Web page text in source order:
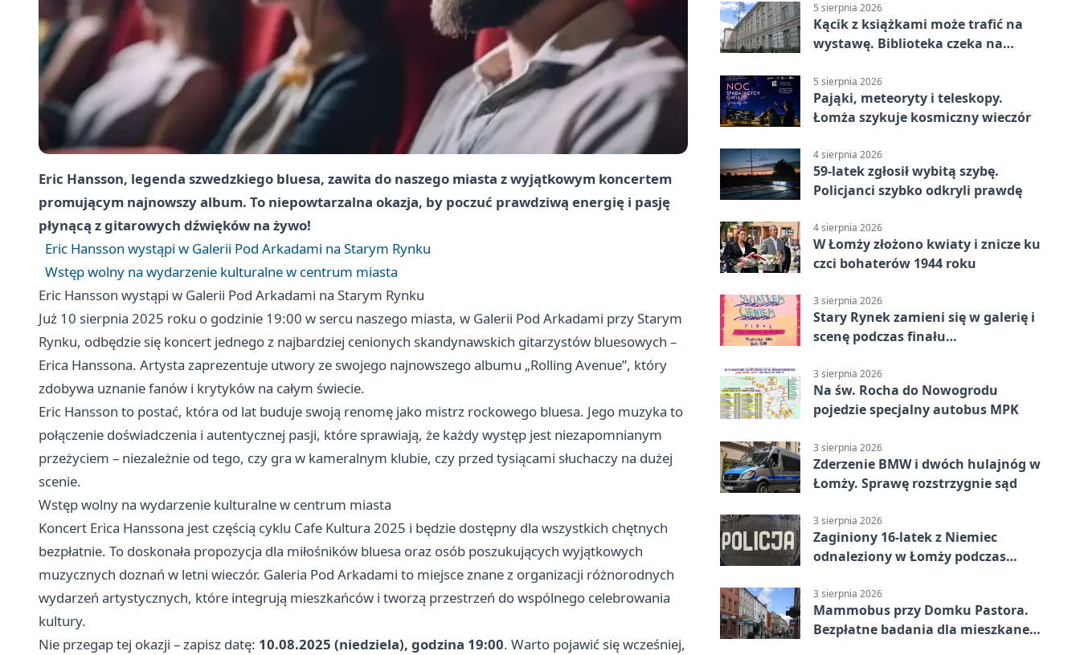
Eric Hansson, legenda szwedzkiego bluesa, zawita do naszego miasta z wyjątkowym koncertem
promującym najnowszy album. To niepowtarzalna okazja, by poczuć prawdziwą energię i pasję
płynącą z gitarowych dźwięków na żywo!
Eric Hansson wystąpi w Galerii Pod Arkadami na Starym Rynku
Wstęp wolny na wydarzenie kulturalne w centrum miasta
Eric Hansson wystąpi w Galerii Pod Arkadami na Starym Rynku
Już 10 sierpnia 2025 roku o godzinie 19:00 w sercu naszego miasta, w Galerii Pod Arkadami przy Starym
Rynku, odbędzie się koncert jednego z najbardziej cenionych skandynawskich gitarzystów bluesowych –
Erica Hanssona. Artysta zaprezentuje utwory ze swojego najnowszego albumu „Rolling Avenue”, który
zdobywa uznanie fanów i krytyków na całym świecie.
Eric Hansson to postać, która od lat buduje swoją renomę jako mistrz rockowego bluesa. Jego muzyka to
połączenie doświadczenia i autentycznej pasji, które sprawiają, że każdy występ jest niezapomnianym
przeżyciem – niezależnie od tego, czy gra w kameralnym klubie, czy przed tysiącami słuchaczy na dużej
scenie.
Wstęp wolny na wydarzenie kulturalne w centrum miasta
Koncert Erica Hanssona jest częścią cyklu Cafe Kultura 2025 i będzie dostępny dla wszystkich chętnych
bezpłatnie. To doskonała propozycja dla miłośników bluesa oraz osób poszukujących wyjątkowych
muzycznych doznań w letni wieczór. Galeria Pod Arkadami to miejsce znane z organizacji różnorodnych
wydarzeń artystycznych, które integrują mieszkańców i tworzą przestrzeń do wspólnego celebrowania
kultury.
Nie przegap tej okazji – zapisz datę: 10.08.2025 (niedziela), godzina 19:00. Warto pojawić się wcześniej,
5 sierpnia 2026
Kącik z książkami może trafić na
wystawę. Biblioteka czeka na
5 sierpnia 2026
Pająki, meteoryty i teleskopy.
Łomża szykuje kosmiczny wieczór
4 sierpnia 2026
59-latek zgłosił wybitą szybę.
Policjanci szybko odkryli prawdę
4 sierpnia 2026
W Łomży złożono kwiaty i znicze ku
czci bohaterów 1944 roku
3 sierpnia 2026
Stary Rynek zamieni się w galerię i
scenę podczas finału
3 sierpnia 2026
Na św. Rocha do Nowogrodu
pojedzie specjalny autobus MPK
3 sierpnia 2026
Zderzenie BMW i dwóch hulajnóg w
Łomży. Sprawę rozstrzygnie sąd
3 sierpnia 2026
Zaginiony 16-latek z Niemiec
odnaleziony w Łomży podczas
3 sierpnia 2026
Mammobus przy Domku Pastora.
Bezpłatne badania dla mieszkanek